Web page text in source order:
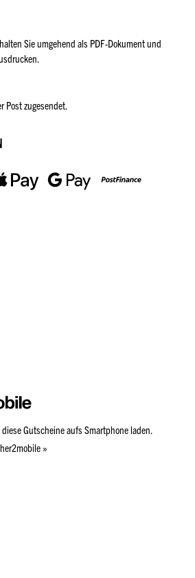
Sie umgehend als PDF-Dokument und
Post zugesendet.
Gutscheine aufs Smartphone laden.
»